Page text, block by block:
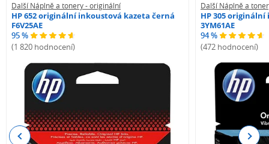
Další Náplně a tonery - originální
HP 652 originální inkoustová kazeta černá
F6V25AE
95 %
(1 820 hodnocení)
Další Náplně a
HP 305
3YM61AE
94 %
(472 hodnocení)
Previous Next